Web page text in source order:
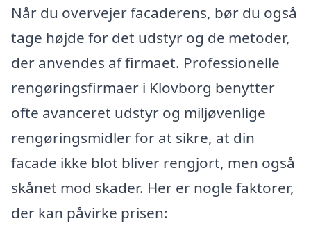
Når du overvejer facaderens, bør du også
tage højde for det udstyr og de metoder,
der anvendes af firmaet. Professionelle
rengøringsfirmaer i Klovborg benytter
ofte avanceret udstyr og miljøvenlige
rengøringsmidler for at sikre, at din
facade ikke blot bliver rengjort, men også
skånet mod skader. Her er nogle faktorer,
der kan påvirke prisen: